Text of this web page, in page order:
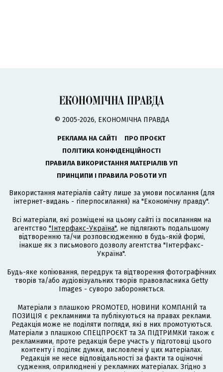
© 2005-2026, ЕКОНОМІЧНА ПРАВДА
РЕКЛАМА НА САЙТІ
ПРО ПРОЄКТ
ПОЛІТИКА КОНФІДЕНЦІЙНОСТІ
ПРАВИЛА ВИКОРИСТАННЯ МАТЕРІАЛІВ УП
ПРИНЦИПИ І ПРАВИЛА РОБОТИ УП
Використання матеріалів сайту лише за умови посилання (для
інтернет-видань - гіперпосилання) на "Економічну правду".
Всі матеріали, які розміщені на цьому сайті із посиланням на
агентство "Інтерфакс-Україна", не підлягають подальшому
відтворенню та/чи розповсюдженню в будь-якій формі,
інакше як з письмового дозволу агентства "Інтерфакс-
Україна".
Будь-яке копіювання, передрук та відтворення фотографічних
творів та/або аудіовізуальних творів правовласника Getty
Images - суворо забороняється.
Матеріали з плашкою PROMOTED, НОВИНИ КОМПАНІЙ та
ПОЗИЦІЯ є рекламними та публікуються на правах реклами.
Редакція може не поділяти погляди, які в них промотуються.
Матеріали з плашкою СПЕЦПРОЄКТ та ЗА ПІДТРИМКИ також є
рекламними, проте редакція бере участь у підготовці цього
контенту і поділяє думки, висловлені у цих матеріалах.
Редакція не несе відповідальності за факти та оціночні
судження, оприлюднені у рекламних матеріалах. Згідно з